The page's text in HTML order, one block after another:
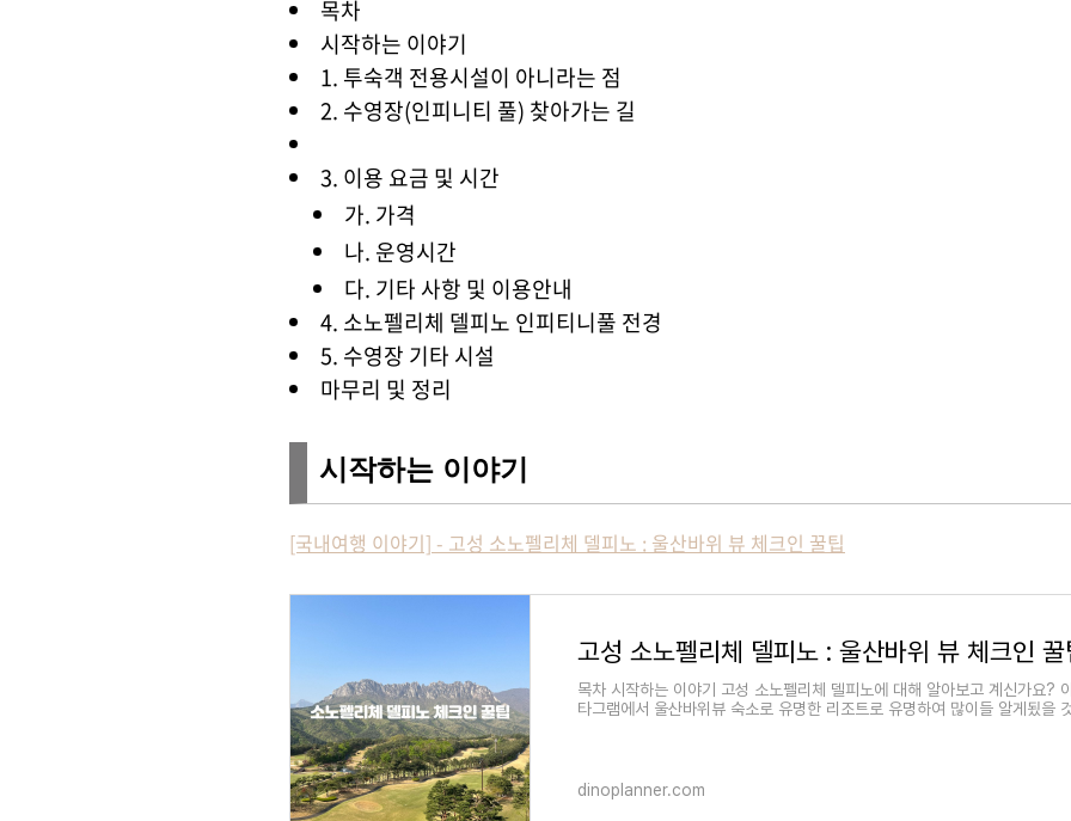
목차
시작하는 이야기
1. 투숙객 전용시설이 아니라는 점
2. 수영장(인피니티 풀) 찾아가는 길
3. 이용 요금 및 시간
가. 가격
나. 운영시간
다. 기타 사항 및 이용안내
4. 소노펠리체 델피노 인피티니풀 전경
5. 수영장 기타 시설
마무리 및 정리
시작하는 이야기
[국내여행 이야기] - 고성 소노펠리체 델피노 : 울산바위 뷰 체크인 꿀팁
고성 소노펠리체 델피노 : 울산바위 뷰 체크인 꿀
목차 시작하는 이야기 고성 소노펠리체 델피노에 대해 알아보고 계신가요?
타그램에서 울산바위뷰 숙소로 유명한 리조트로 유명하여 많이들 알게됬을
dinoplanner.com